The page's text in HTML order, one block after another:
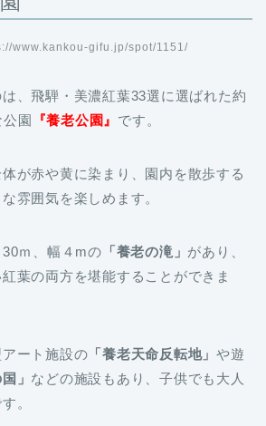
www.kankou-gifu.jp/spot/1151/
、飛騨・美濃紅葉33選に選ばれた約
園
『養老公園』 です。
が赤や黄に染まり、園内を散歩する
雰囲気を楽しめます。
ｍ、幅４mの 「養老の滝」 があり、
葉の両方を堪能することができま
ート施設の 「養老天命反転地」や遊
」 などの施設もあり、子供でも大人
。